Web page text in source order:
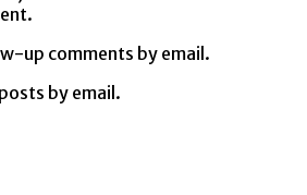
up comments by email.
by email.